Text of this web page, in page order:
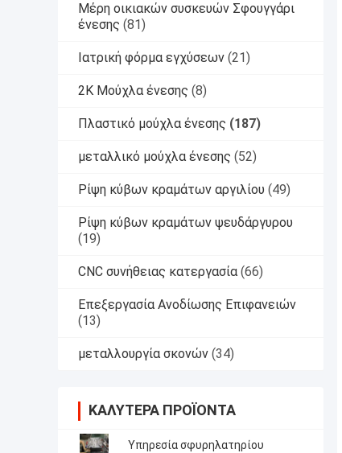
Μέρη οικιακών συσκευών Σφουγγάρι
ένεσης (81)
Ιατρική φόρμα εγχύσεων (21)
2K Μούχλα ένεσης (8)
Πλαστικό μούχλα ένεσης (187)
μεταλλικό μούχλα ένεσης (52)
Ρίψη κύβων κραμάτων αργιλίου (49)
Ρίψη κύβων κραμάτων ψευδάργυρου
(19)
CNC συνήθειας κατεργασία (66)
Επεξεργασία Ανοδίωσης Επιφανειών
(13)
μεταλλουργία σκονών (34)
ΚΑΛΎΤΕΡΑ ΠΡΟΪΌΝΤΑ
Υπηρεσία σφυρηλατηρίου